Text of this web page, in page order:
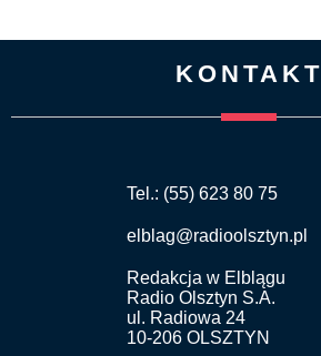
KONTAKT
Tel.: (55) 623 80 75
elblag@radioolsztyn.pl
Redakcja w Elblągu
Radio Olsztyn S.A.
ul. Radiowa 24
10-206 OLSZTYN